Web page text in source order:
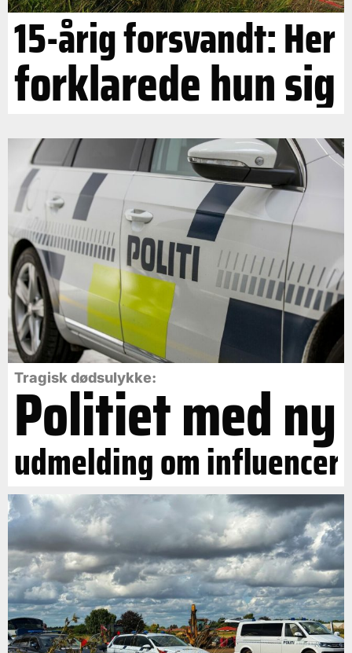
15-årig forsvandt: Her
forklarede hun sig
Tragisk dødsulykke:
Politiet med ny
udmelding om influencer